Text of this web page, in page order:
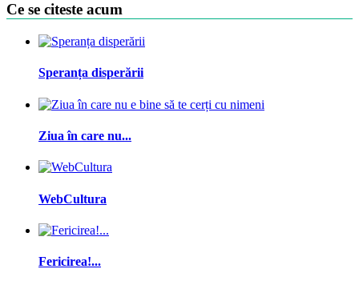
Ce se citeste acum
Speranța disperării
Ziua în care nu...
WebCultura
Fericirea!...